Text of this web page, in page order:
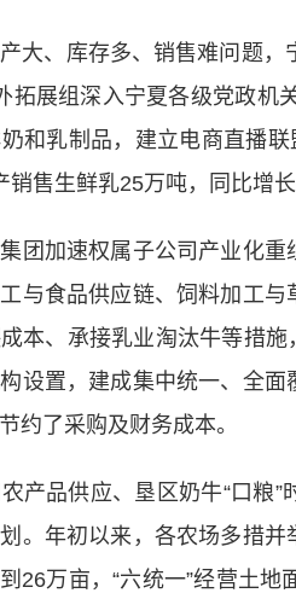
、库存多、销售难问题，
拓展组深入宁夏各级党政机
和乳制品，建立电商直播
售生鲜乳25万吨，同比增长
加速权属子公司产业化重
与食品供应链、饲料加工
本、承接乳业淘汰牛等措
设置，建成集中统一、全
约了采购及财务成本。
品供应、垦区奶牛“口粮”
。年初以来，各农场多措
26万亩，“六统一”经营土